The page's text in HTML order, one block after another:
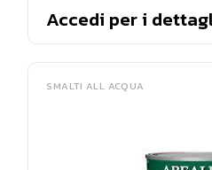
Accedi per i
SMALTI ALL ACQUA